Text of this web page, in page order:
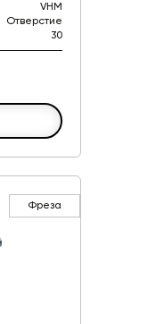
VHM
Отверстие
30
Фреза